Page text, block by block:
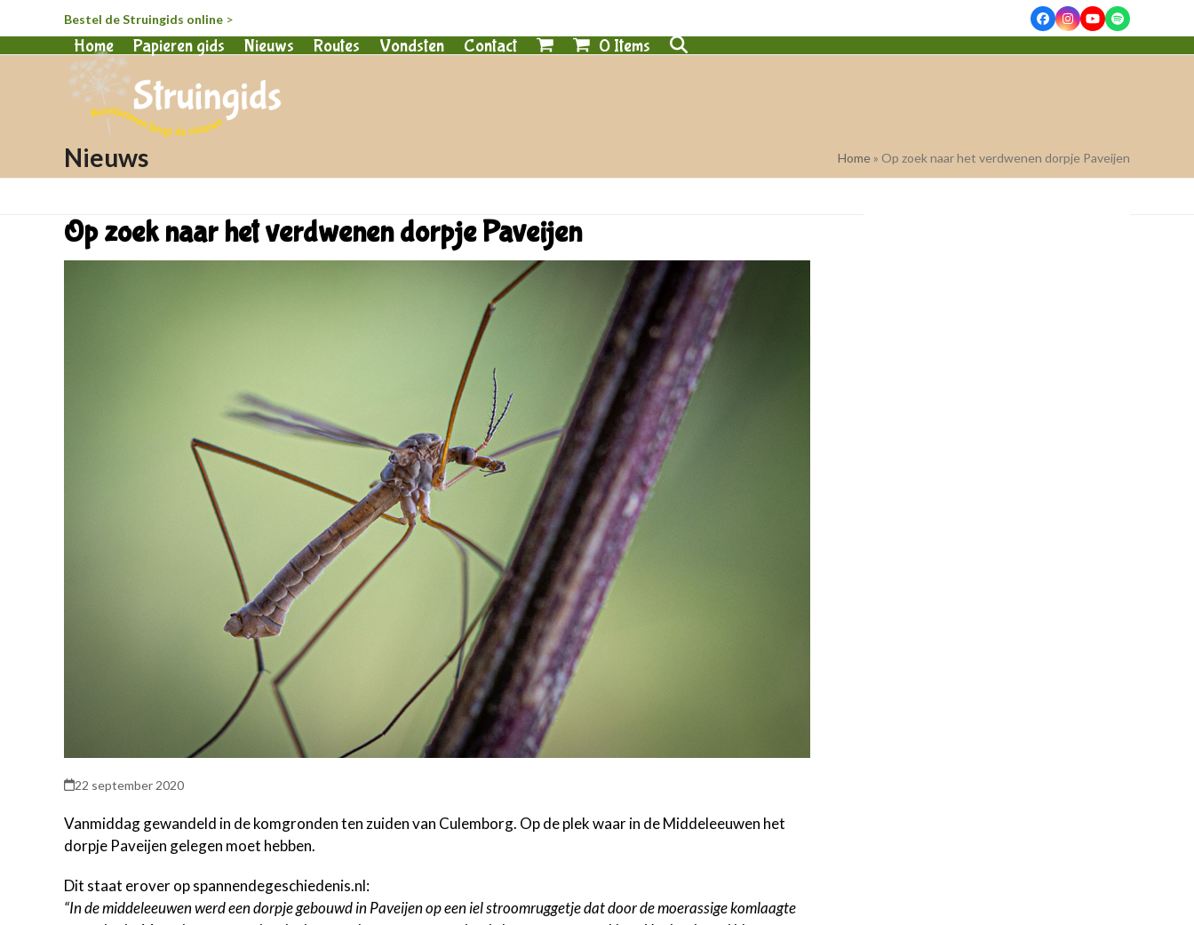
Bestel de Struingids online > FacebookInstagram
YouTube
Spotify
Home Papieren gids Nieuws Routes Vondsten Contact 0 Items
Nieuws Home » Op zoek naar het verdwenen dorpje Paveijen
Op zoek naar het verdwenen dorpje Paveijen
22 september 2020
Vanmiddag gewandeld in de komgronden ten zuiden van Culemborg. Op de plek waar in de Middeleeuwen het
dorpje Paveijen gelegen moet hebben.
Dit staat erover op spannendegeschiedenis.nl:
“In de middeleeuwen werd een dorpje gebouwd in Paveijen op een iel stroomruggetje dat door de moerassige komlaagte